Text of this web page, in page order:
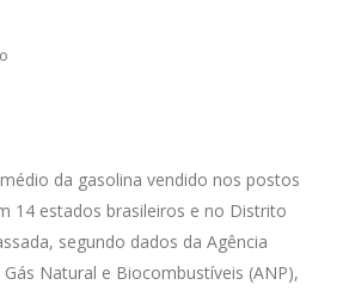
da gasolina vendido nos postos
14 estados brasileiros e no Distrito
segundo dados da Agência
Natural e Biocombustíveis (ANP),